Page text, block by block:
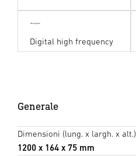
HF digital24
Digital high frequency
Generale
Dimensioni (lung. x largh. x alt.)
1200 x 164 x 75 mm